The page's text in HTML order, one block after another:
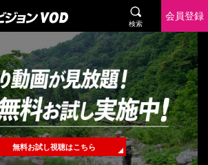
検索
会員登録
無料お試し視聴はこちら